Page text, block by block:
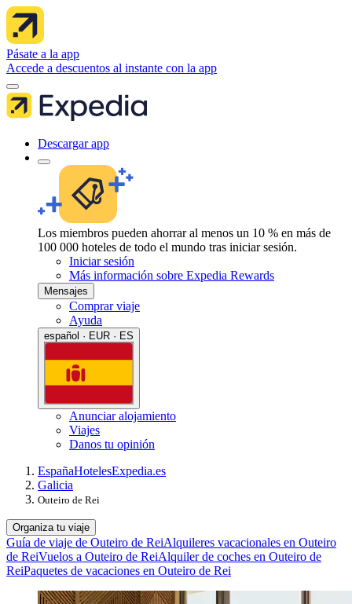
Pásate a la app
Accede a descuentos al instante con la app
Descargar app
Los miembros pueden ahorrar al menos un 10 % en más de
100 000 hoteles de todo el mundo tras iniciar sesión.
Iniciar sesión
Más información sobre Expedia Rewards
Mensajes
Comprar viaje
Ayuda
español · EUR · ES
Anunciar alojamiento
Viajes
Danos tu opinión
EspañaHotelesExpedia.es
Galicia
Outeiro de Rei
Organiza tu viaje
Guía de viaje de Outeiro de ReiAlquileres vacacionales en Outeiro
de ReiVuelos a Outeiro de ReiAlquiler de coches en Outeiro de
ReiPaquetes de vacaciones en Outeiro de Rei